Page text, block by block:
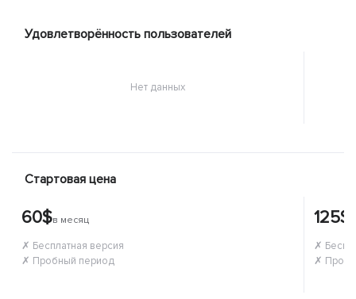
Удовлетворённость пользователей
Нет данных
Стартовая цена
60$в месяц
✗ Бесплатная версия
✗ Пробный период
125$
✗
✗